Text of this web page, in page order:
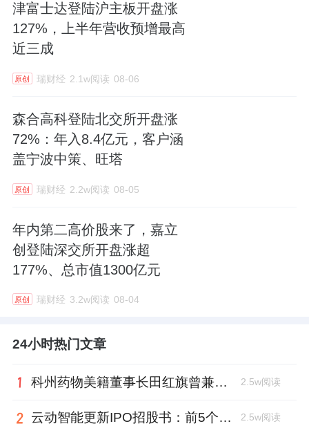
津富士达登陆沪主板开盘涨
127%，上半年营收预增最高
近三成
原创 瑞财经 2.1w阅读 08-06
森合高科登陆北交所开盘涨
72%：年入8.4亿元，客户涵
盖宁波中策、旺塔
原创 瑞财经 2.2w阅读 08-05
年内第二高价股来了，嘉立
创登陆深交所开盘涨超
177%、总市值1300亿元
原创 瑞财经 3.2w阅读 08-04
24小时热门文章
科州药物美籍董事长田红旗曾兼职放射所，被问询核心技术是否清晰 2.5w阅读
云动智能更新IPO招股书：前5个月扭亏为盈，董事长李巍去年降薪近两成 2.5w阅读